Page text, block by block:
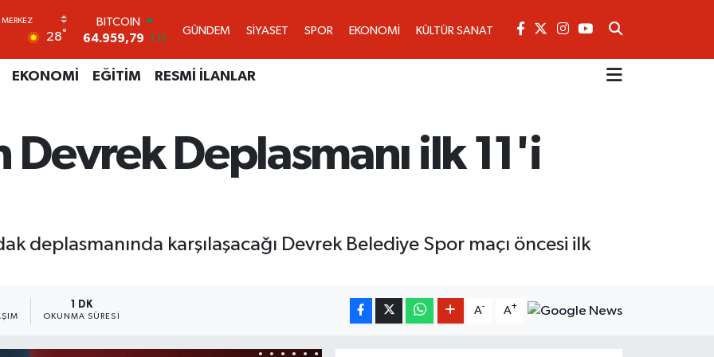
28°
DOLAR
47,7436 0.18
55,2510 0.32
0.03
BİST100
13.779
-14
GÜNDEM SİYASET SPOR EKONOMİ KÜLTÜR SANAT
EKONOMİ EĞİTİM RESMİ İLANLAR
Devrek Deplasmanı ilk 11'i
deplasmanında karşılaşacağı Devrek Belediye Spor maçı öncesi ilk
1 DK
OKUNMA SÜRESI
A- A+